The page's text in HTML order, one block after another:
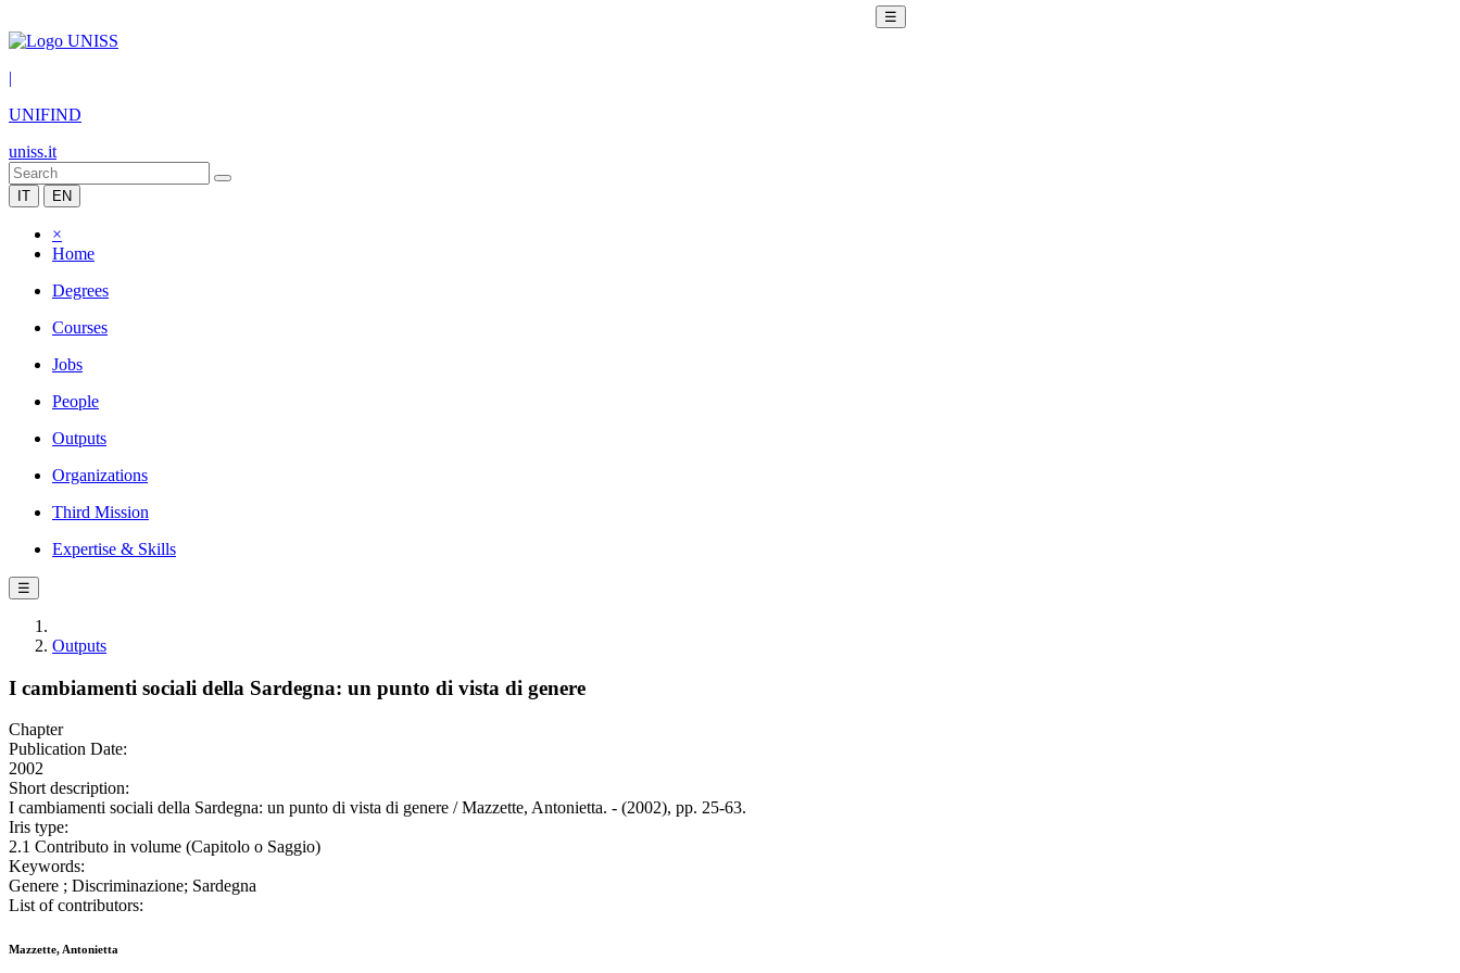
☰
|
UNIFIND
uniss.it
IT EN
×
Home
Degrees
Courses
Jobs
People
Outputs
Organizations
Third Mission
Expertise & Skills
☰
Outputs
I cambiamenti sociali della Sardegna: un punto di vista di genere
Chapter
Publication Date:
2002
Short description:
I cambiamenti sociali della Sardegna: un punto di vista di genere / Mazzette, Antonietta. - (2002), pp. 25-63.
Iris type:
2.1 Contributo in volume (Capitolo o Saggio)
Keywords:
Genere ; Discriminazione; Sardegna
List of contributors:
Mazzette, Antonietta